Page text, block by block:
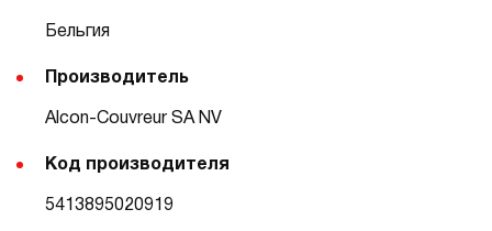
Бельгия
Производитель
Alcon-Couvreur SA NV
Код производителя
5413895020919